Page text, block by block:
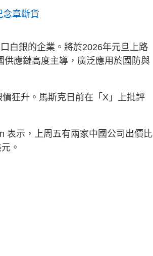
念章斷貨
白銀的企業。將於2026年元旦上路
應鏈高度主導，廣泛應用於國防與
狂升。馬斯克日前在「X」上批評
表示，上周五有兩家中國公司出價比
。